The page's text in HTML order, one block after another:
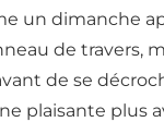
un dimanche
de travers,
de se
plaisante plus